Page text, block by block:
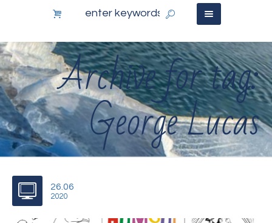
Archive for tag:
George Lucas
26.06
2020